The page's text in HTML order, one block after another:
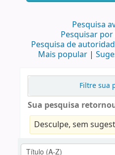
Pesquisa
Pesquisar
Pesquisa de
Mais popular
Filtre sua
Sua pesquisa
Desculpe, sem